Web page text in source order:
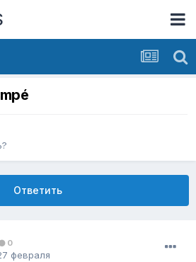
Ответить
0
февраля